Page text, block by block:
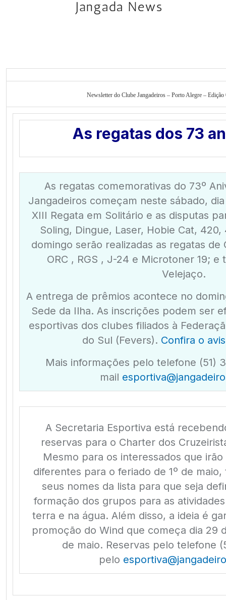
Newsletter do Clube Jangadeiros – Porto Alegre – Edição
As regatas dos 73
As regatas comemorativas do 73º
Jangadeiros começam neste sábado,
XIII Regata em Solitário e as disputas
Soling, Dingue, Laser, Hobie Cat,
domingo serão realizadas as regatas de
ORC , RGS , J-24 e Microtoner 19; e
Velejaço.
A entrega de prêmios acontece no
Sede da Ilha. As inscrições podem ser
esportivas dos clubes filiados à
do Sul (Fevers). Confira o
Mais informações pelo telefone (51)
mail
A Secretaria Esportiva está
reservas para o Charter dos
Mesmo para os interessados que
diferentes para o feriado de 1º de
seus nomes da lista para que seja
formação dos grupos para as
terra e na água. Além disso, a ideia é
promoção do Wind que começa dia 29
de maio. Reservas pelo telefone
pelo